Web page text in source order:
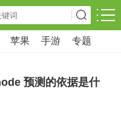
苹果 手游 专题
预测的依据是什